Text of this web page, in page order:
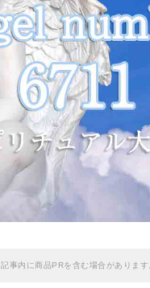
記事内に商品PRを含む場合があります